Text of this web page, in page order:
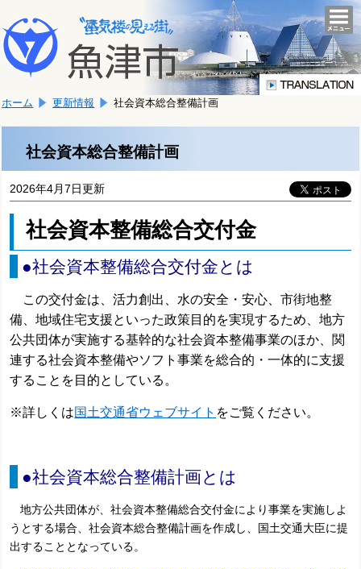
文
へ
移
ま
す。
こ
か
文
ホーム 更新情報 社会資本総合整備計画
社会資本総合整備計画
2026年4月7日更新
社会資本整備総合交付金
●社会資本整備総合交付金とは
この交付金は、活力創出、水の安全・安心、市街地整
備、地域住宅支援といった政策目的を実現するため、地方
公共団体が実施する基幹的な社会資本整備事業のほか、関
連する社会資本整備やソフト事業を総合的・一体的に支援
することを目的としている。
※詳しくは国土交通省ウェブサイト をご覧ください。
●社会資本総合整備計画とは
地方公共団体が、社会資本整備総合交付金により事業を実施しよ
うとする場合、社会資本総合整備計画を作成し、国土交通大臣に提
出することとなっている。